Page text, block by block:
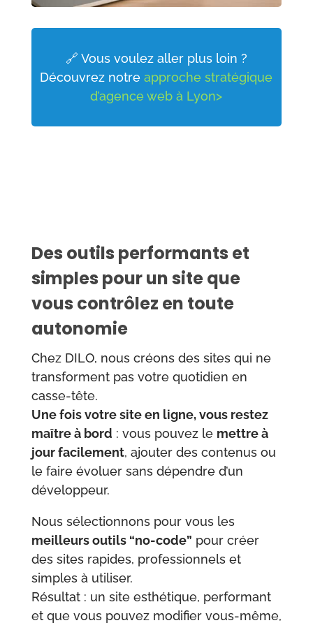
🔗 Vous voulez aller plus loin ?
Découvrez notreapproche stratégique
d’agence web à Lyon>
Des outils performants et
simples pour un site que
vous contrôlez en toute
autonomie
Chez DILO, nous créons des sites qui ne
transforment pas votre quotidien en
casse-tête.
Une fois votre site en ligne, vous restez
maître à bord : vous pouvez le mettre à
jour facilement, ajouter des contenus ou
le faire évoluer sans dépendre d’un
développeur.
Nous sélectionnons pour vous les
meilleurs outils “no-code” pour créer
des sites rapides, professionnels et
simples à utiliser.
Résultat : un site esthétique, performant
et que vous pouvez modifier vous-même,